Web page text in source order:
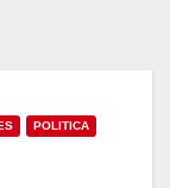
POLITICA